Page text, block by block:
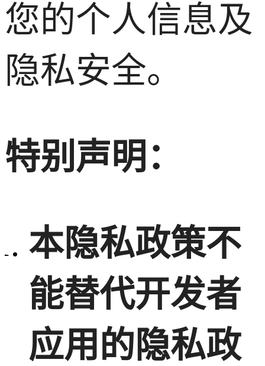
您的个人信息及
隐私安全。
特别声明：
本隐私政策不
能替代开发者
应用的隐私政